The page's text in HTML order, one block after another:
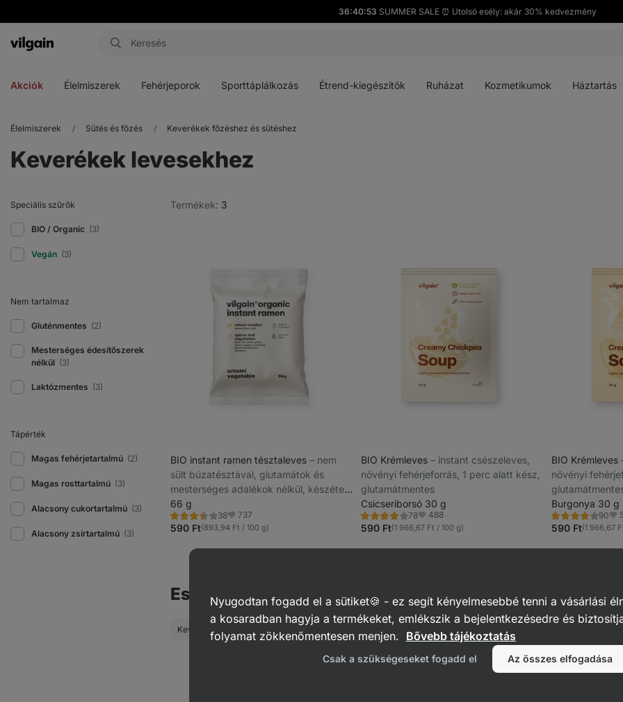
36:40:52 SUMMER SALE ⏰ Utolsó esély: akár 30% kedvezmény
Vilgain
Akciók Élelmiszerek Fehérjeporok Sporttáplálkozás Étrend-kiegészítők Ruházat Kozmetikumok Háztartás
Élelmiszerek Sütés és főzés Keverékek főzéshez és sütéshez
Keverékek levesekhez
Termékek: 3
Speciális szűrők
BIO / Organic (3)
Vegán (3)
Nem tartalmaz
Gluténmentes (2)
Mesterséges édesítőszerek
nélkül (3)
Laktózmentes (3)
Tápérték
Magas fehérjetartalmú (2)
Magas rosttartalmú (3)
Alacsony cukortartalmú (3)
Alacsony zsírtartalmú (3)
BIO instant ramen tésztaleves ⁠–⁠ nem
sült búzatésztával, glutamátok és
mesterséges adalékok nélkül, készétel
7 perc alatt
66 g
38
Értékelés
3.5/5,
38
Kedvencek
737
590 Ft(893,94 Ft / 100 g)
BIO Krémleves ⁠–⁠ instant csészeleves,
növényi fehérjeforrás, 1 perc alatt kész,
glutamátmentes
Csicseriborsó 30 g
78
Értékelés
4.1/5,
78
Kedvencek
488
590 Ft(1 966,67 Ft / 100 g)
BIO Krémleves
növényi
Burgonya 30 g
90
Értékelés
4.1/5,
90
590 Ft(1 966,67
Esetleg még érdekelhet
Keverékek bögrés süteményhez Keverékek készételekhez Kenyérkeverékek
Nyugodtan fogadd el a sütiket🍪 - ez segít kényelmesebbé tenni a vásárlási
a kosaradban hagyja a termékeket, emlékszik a bejelentkezésedre és
folyamat zökkenőmentesen menjen. Bővebb tájékoztatás
Csak a szükségeseket fogadd el Az összes elfogadása